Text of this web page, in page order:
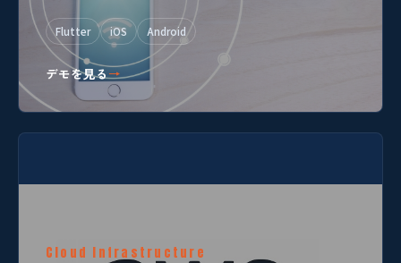
Flutter iOS Android
デモを見る→
Cloud Infrastructure